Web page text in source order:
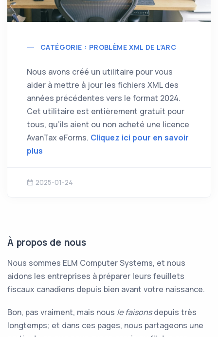
CATÉGORIE : PROBLÈME XML DE L’ARC
Nous avons créé un utilitaire pour vous
aider à mettre à jour les fichiers XML des
années précédentes vers le format 2024.
Cet utilitaire est entièrement gratuit pour
tous, qu’ils aient ou non acheté une licence
AvanTax eForms. Cliquez ici pour en savoir
plus
2025-01-24
À propos de nous
Nous sommes ELM Computer Systems, et nous
aidons les entreprises à préparer leurs feuillets
fiscaux canadiens depuis bien avant votre naissance.
Bon, pas vraiment, mais nous le faisonsdepuis très
longtemps; et dans ces pages, nous partageons une